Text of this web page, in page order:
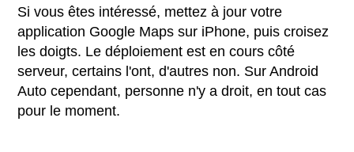
Si vous êtes intéressé, mettez à jour votre
application Google Maps sur iPhone, puis croisez
les doigts. Le déploiement est en cours côté
serveur, certains l'ont, d'autres non. Sur Android
Auto cependant, personne n'y a droit, en tout cas
pour le moment.